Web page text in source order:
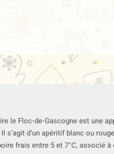
le Floc-de-Gascogne est une
d’un apéritif blanc ou
frais entre 5 et 7°C, associé